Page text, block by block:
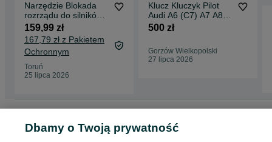
Narzędzie Blokada
rozrządu do silników
Vag VW Audi Skoda
Seat Ford
159,99 zł
167,79 zł z Pakietem
Ochronnym
Toruń
25 lipca 2026
Klucz Kluczyk Pilot
Audi A6 (C7) A7 A8
Keyless Kodowanie
500 zł
Gorzów Wielkopolski
27 lipca 2026
Mazowieckie
Osobowe - Wołomin
Dbamy o Twoją prywatność